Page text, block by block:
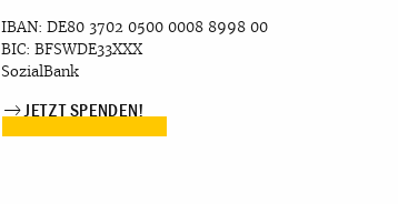
IBAN: DE80 3702 0500 0008 8998 00
BIC: BFSWDE33XXX
SozialBank
JETZT SPENDEN!